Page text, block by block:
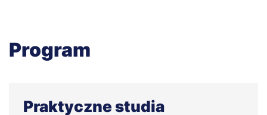
Program
Praktyczne studia